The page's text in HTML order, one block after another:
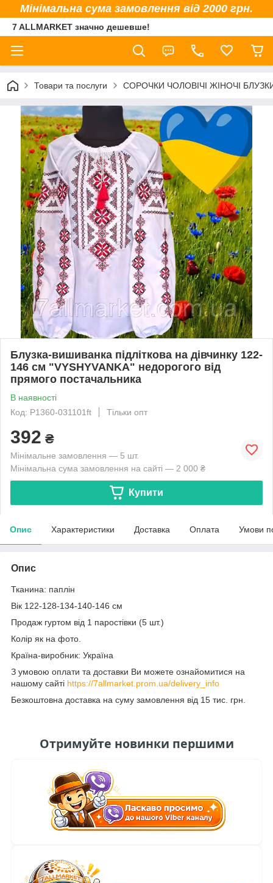
Мінімальна сума замовлення від 2000 грн.
7 ALLMARKET значно дешевше!
Товари та послуги СОРОЧКИ ЧОЛОВІЧІ ЖІНОЧІ
Блузка-вишиванка підліткова на дівчинку 122-
146 см "VYSHYVANKA" недорогого від
прямого постачальника
В наявності
Код: P1360-031101ft
Тільки опт
392 ₴
Мінімальне замовлення — 5 шт.
Мінімальна сума замовлення на сайті — 2 000 ₴
Купити
Опис Характеристики Доставка Оплата Умови
Опис
Тканина: паплін
Вік 122-128-134-140-146 см
Продаж гуртом від 1 паростівки (5 шт.)
Колір як на фото.
Країна-виробник: Україна
З умовою оплати та доставки Ви можете ознайомитися на
нашому сайті https://7allmarket.prom.ua/delivery_info
Безкоштовна доставка на суму замовлення від 15 тис. грн.
Отримуйте новинки першими